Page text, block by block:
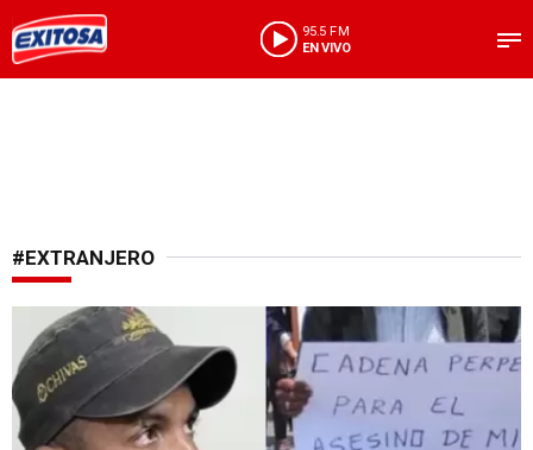
95.5 FM
EN VIVO
#EXTRANJERO
Reconoció la autoría